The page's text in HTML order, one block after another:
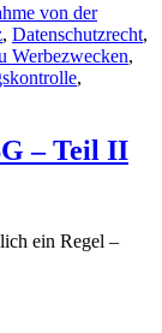
von der
, Datenschutzrecht,
Werbezwecken,
,
– Teil II
ein Regel –